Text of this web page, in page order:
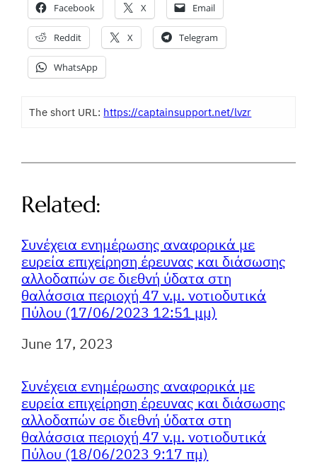
Facebook X Email
Reddit X Telegram
WhatsApp
The short URL: https://captainsupport.net/lvzr
Related:
Συνέχεια ενημέρωσης αναφορικά με
ευρεία επιχείρηση έρευνας και διάσωσης
αλλοδαπών σε διεθνή ύδατα στη
θαλάσσια περιοχή 47 ν.μ. νοτιοδυτικά
Πύλου (17/06/2023 12:51 μμ)
Ημερομηνία
June 17, 2023
Συνέχεια ενημέρωσης αναφορικά με
ευρεία επιχείρηση έρευνας και διάσωσης
αλλοδαπών σε διεθνή ύδατα στη
θαλάσσια περιοχή 47 ν.μ. νοτιοδυτικά
Πύλου (18/06/2023 9:17 πμ)